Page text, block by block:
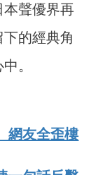
本聲優界再
的經典角
。
網友全歪樓